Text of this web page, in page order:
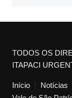
TODOS OS
ITAPACI
Início Notícias